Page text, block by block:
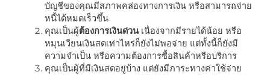
บัญชีของคุณมีสภาพคล่องทางการเงิน หรือสามารถจ่าย
หนี้ได้หมดเร็วขึ้น
คุณเป็นผู้ต้องการเงินด่วนเนื่องจากมีรายได้น้อย หรือ
หมุนเวียนเงินสดเท่าไหร่ก็ยังไม่พอจ่าย แต่ทั้งนี้ก็ยังมี
ความจำเป็น หรือความต้องการซื้อสินค้าหรือบริการ
คุณเป็นผู้ที่มีเงินสดอยู่บ้าง แต่ยังมีภาระทางค่าใช้จ่าย